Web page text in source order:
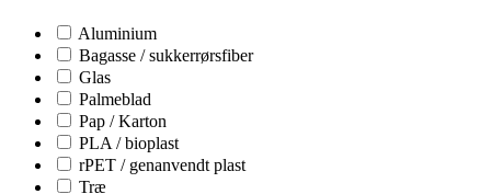
Aluminium
Bagasse / sukkerrørsfiber
Glas
Palmeblad
Pap / Karton
PLA / bioplast
rPET / genanvendt plast
Træ